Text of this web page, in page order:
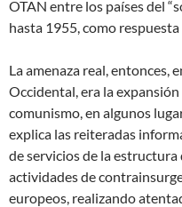
OTAN entre los países del
hasta 1955, como
La amenaza real, entonces,
Occidental, era la
comunismo, en algunos
explica las reiteradas
de servicios de la
actividades de
europeos, realizando